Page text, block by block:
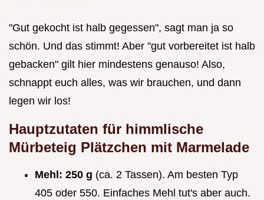
"Gut gekocht ist halb gegessen", sagt man ja so
schön. Und das stimmt! Aber "gut vorbereitet ist halb
gebacken" gilt hier mindestens genauso! Also,
schnappt euch alles, was wir brauchen, und dann
legen wir los!
Hauptzutaten für himmlische
Mürbeteig Plätzchen mit Marmelade
Mehl: 250 g (ca. 2 Tassen). Am besten Typ
405 oder 550. Einfaches Mehl tut's aber auch.